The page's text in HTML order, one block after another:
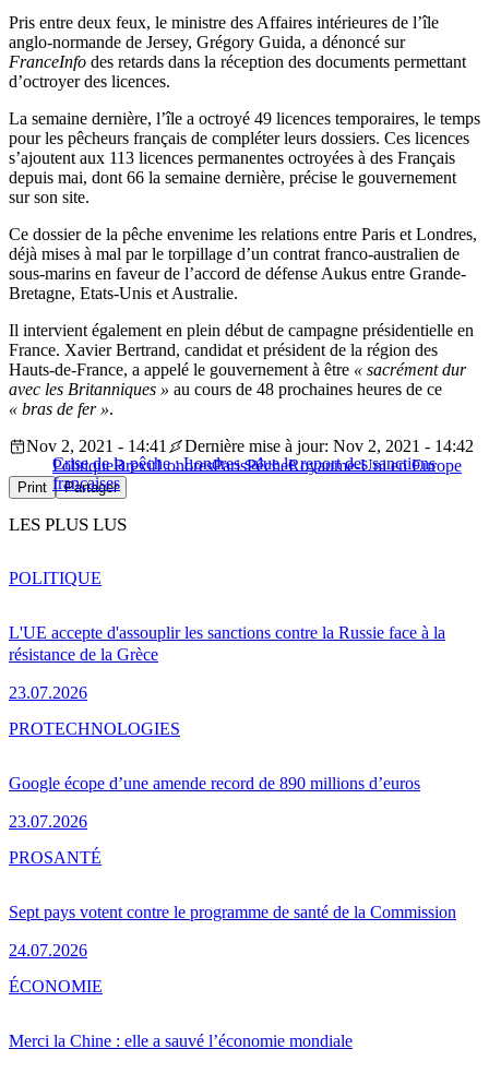
Pris entre deux feux, le ministre des Affaires intérieures de l’île
anglo-normande de Jersey, Grégory Guida, a dénoncé sur
FranceInfo des retards dans la réception des documents permettant
d’octroyer des licences.
La semaine dernière, l’île a octroyé 49 licences temporaires, le temps
pour les pêcheurs français de compléter leurs dossiers. Ces licences
s’ajoutent aux 113 licences permanentes octroyées à des Français
depuis mai, dont 66 la semaine dernière, précise le gouvernement
sur son site.
Ce dossier de la pêche envenime les relations entre Paris et Londres,
déjà mises à mal par le torpillage d’un contrat franco-australien de
sous-marins en faveur de l’accord de défense Aukus entre Grande-
Bretagne, Etats-Unis et Australie.
Il intervient également en plein début de campagne présidentielle en
France. Xavier Bertrand, candidat et président de la région des
Hauts-de-France, a appelé le gouvernement à être « sacrément dur
avec les Britanniques » au cours de 48 prochaines heures de ce
« bras de fer ».
Crise de la pêche : Londres salue le report des sanctions
françaises
Nov 2, 2021 - 14:41
Dernière mise à jour: Nov 2, 2021 - 14:42
PolitiqueBrexitLondresParisPêcheRoyaume-Uni en Europe
Print Partager
LES PLUS LUS
L'UE accepte d'assouplir les sanctions contre la Russie face à la
résistance de la Grèce
23.07.2026
POLITIQUE
Google écope d’une amende record de 890 millions d’euros
23.07.2026
PROTECHNOLOGIES
Sept pays votent contre le programme de santé de la Commission
24.07.2026
PROSANTÉ
Merci la Chine : elle a sauvé l’économie mondiale
ÉCONOMIE